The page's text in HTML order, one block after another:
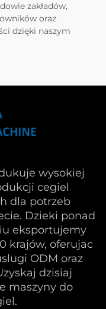
zakładów,
oraz
dzięki naszym
wysokiej
cegiel
dla potrzeb
Dzieki ponad
eksportujemy
krajów, oferujac
ODM oraz
dzisiaj
maszyny do